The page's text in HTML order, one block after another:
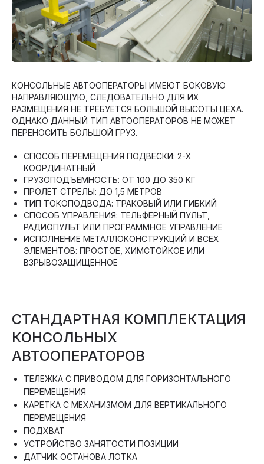
КОНСОЛЬНЫЕ АВТООПЕРАТОРЫ ИМЕЮТ БОКОВУЮ
НАПРАВЛЯЮЩУЮ, СЛЕДОВАТЕЛЬНО ДЛЯ ИХ
РАЗМЕЩЕНИЯ НЕ ТРЕБУЕТСЯ БОЛЬШОЙ ВЫСОТЫ ЦЕХА.
ОДНАКО ДАННЫЙ ТИП АВТООПЕРАТОРОВ НЕ МОЖЕТ
ПЕРЕНОСИТЬ БОЛЬШОЙ ГРУЗ.
СПОСОБ ПЕРЕМЕЩЕНИЯ ПОДВЕСКИ: 2-Х
КООРДИНАТНЫЙ
ГРУЗОПОДЪЕМНОСТЬ: ОТ 100 ДО 350 КГ
ПРОЛЕТ СТРЕЛЫ: ДО 1,5 МЕТРОВ
ТИП ТОКОПОДВОДА: ТРАКОВЫЙ ИЛИ ГИБКИЙ
СПОСОБ УПРАВЛЕНИЯ: ТЕЛЬФЕРНЫЙ ПУЛЬТ,
РАДИОПУЛЬТ ИЛИ ПРОГРАММНОЕ УПРАВЛЕНИЕ
ИСПОЛНЕНИЕ МЕТАЛЛОКОНСТРУКЦИЙ И ВСЕХ
ЭЛЕМЕНТОВ: ПРОСТОЕ, ХИМСТОЙКОЕ ИЛИ
ВЗРЫВОЗАЩИЩЕННОЕ
СТАНДАРТНАЯ КОМПЛЕКТАЦИЯ
КОНСОЛЬНЫХ
АВТООПЕРАТОРОВ
ТЕЛЕЖКА С ПРИВОДОМ ДЛЯ ГОРИЗОНТАЛЬНОГО
ПЕРЕМЕЩЕНИЯ
КАРЕТКА С МЕХАНИЗМОМ ДЛЯ ВЕРТИКАЛЬНОГО
ПЕРЕМЕЩЕНИЯ
ПОДХВАТ
УСТРОЙСТВО ЗАНЯТОСТИ ПОЗИЦИИ
ДАТЧИК ОСТАНОВА ЛОТКА